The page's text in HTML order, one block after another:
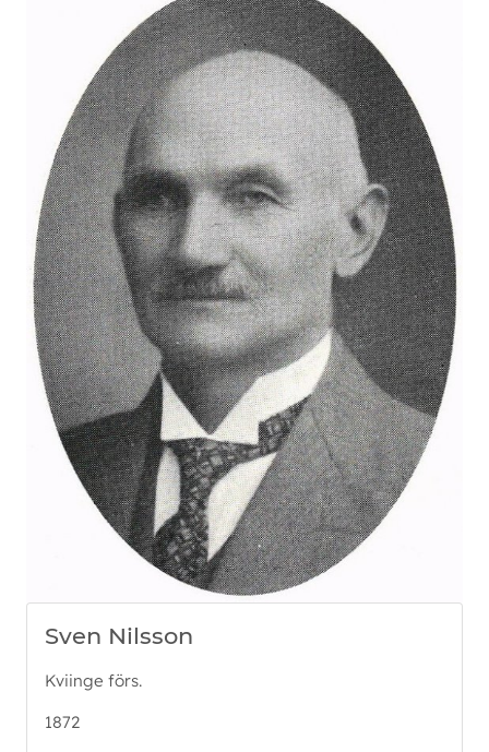
Sven Nilsson
Kviinge förs.
1872